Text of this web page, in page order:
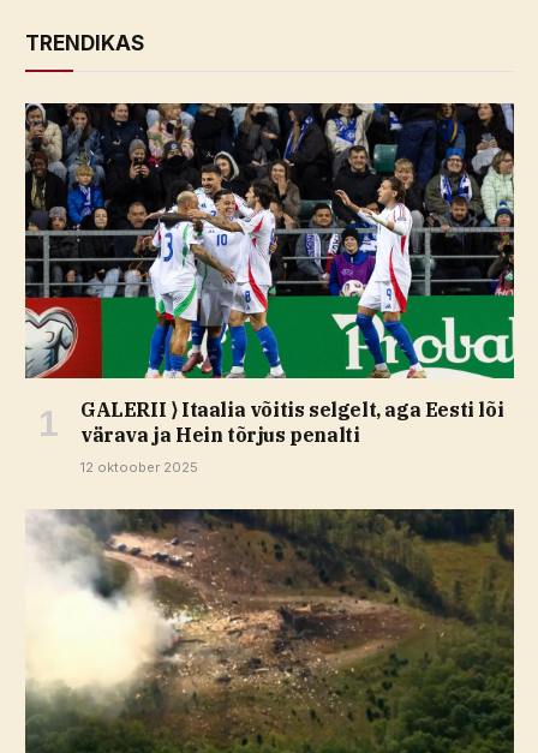
TRENDIKAS
GALERII ⟩ Itaalia võitis selgelt, aga Eesti lõi
värava ja Hein tõrjus penalti
12 oktoober 2025